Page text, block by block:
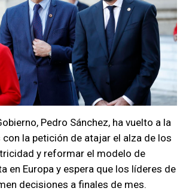
Pedro Sánchez, ha vuelto a la
la petición de atajar el alza de los
y reformar el modelo de
en Europa y espera que los líderes de
decisiones a finales de mes.